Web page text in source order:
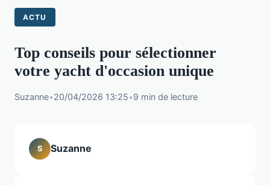
ACTU
Top conseils pour sélectionner
votre yacht d'occasion unique
Suzanne•20/04/2026 13:25•9 min de lecture
S Suzanne